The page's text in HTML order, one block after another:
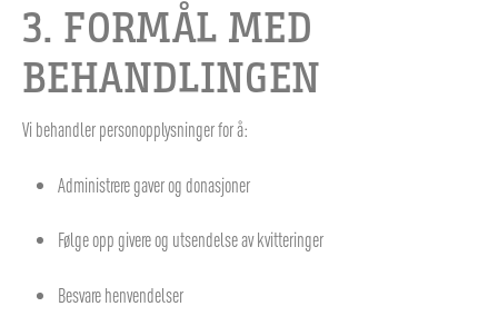
3. FORMÅL MED
BEHANDLINGEN
Vi behandler personopplysninger for å:
Administrere gaver og donasjoner
Følge opp givere og utsendelse av kvitteringer
Besvare henvendelser